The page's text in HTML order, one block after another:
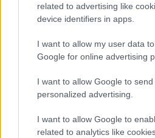
related to advertising like
device identifiers in apps.
I want to allow my user data
Google for online advertising
I want to allow Google to send
personalized advertising.
I want to allow Google to
related to analytics like
TAGS: Standard and Poors
BEST OF